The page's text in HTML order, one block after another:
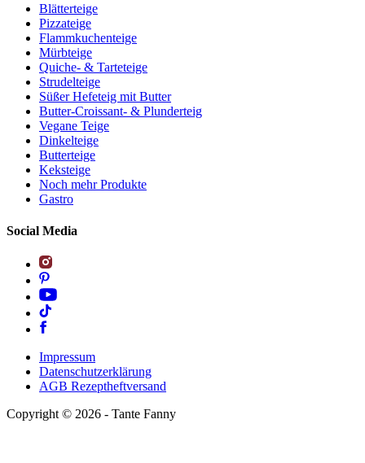
Blätterteige
Pizzateige
Flammkuchenteige
Mürbteige
Quiche- & Tarteteige
Strudelteige
Süßer Hefeteig mit Butter
Butter-Croissant- & Plunderteig
Vegane Teige
Dinkelteige
Butterteige
Keksteige
Noch mehr Produkte
Gastro
Social Media
Impressum
Datenschutzerklärung
AGB Rezeptheftversand
Copyright © 2026 - Tante Fanny